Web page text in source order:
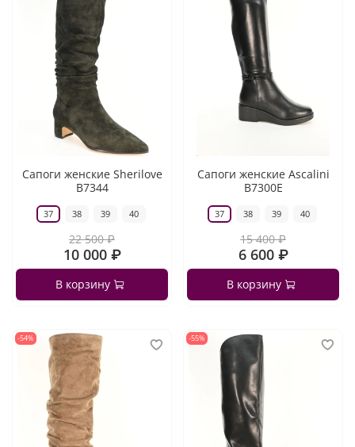
Сапоги женские Sherilove
B7344
37 38 39 40
22 500 ₽
10 000 ₽
В корзину
Сапоги женские Ascalini
B7300E
37 38 39 40
15 400 ₽
6 600 ₽
В корзину
-54% -55%